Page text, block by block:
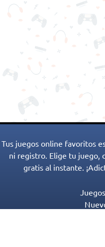
Tus juegos online favoritos
ni registro. Elige tu juego,
gratis al instante.